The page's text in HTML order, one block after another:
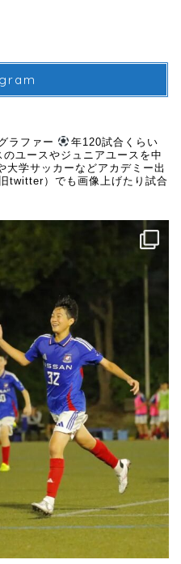
ラファー
年120試合くらい
ユースやジュニアユースを中
大学サッカーなどアカデミー出
twitter）でも画像上げたり試合